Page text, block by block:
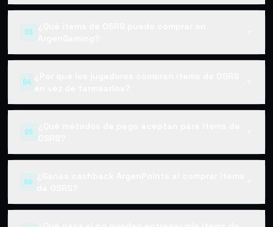
03
¿Qué items de OSRS puedo comprar en
ArgenGaming?
04
¿Por qué los jugadores compran items de OSRS
en vez de farmearlos?
05
¿Qué métodos de pago aceptan para items de
OSRS?
06
¿Ganás cashback ArgenPoints al comprar items
de OSRS?